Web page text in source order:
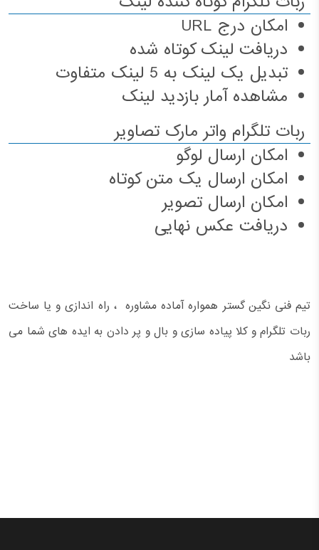
امکان درج URL
دریافت لینک کوتاه شده
تبدیل یک لینک به 5 لینک متفاوت
مشاهده آمار بازدید لینک
ربات تلگرام واتر مارک تصاویر
امکان ارسال لوگو
امکان ارسال یک متن کوتاه
امکان ارسال تصویر
دریافت عکس نهایی
تیم فنی نگین گستر همواره آماده مشاوره ، راه اندازی و یا ساخت
ربات تلگرام و کلا پیاده سازی و بال و پر دادن به ایده های شما می
باشد